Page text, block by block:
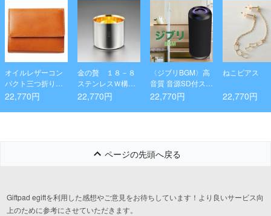
オイルレザーコン
パクト三つ折り財
布 ブラウン
22,770円
金の贅 １８－８
ステンレスＷ構造
アイスペール（内
22,770円
〈ジブリBGM〉高
音質 音源SD付スピ
ーカーセット
22,770円
ねこピアス
22,770円
ページの先頭へ戻る
Giftpad egiftを利用した感想やご意見をお待ちしています！より良いサービス向
上のために参考にさせていただきます。